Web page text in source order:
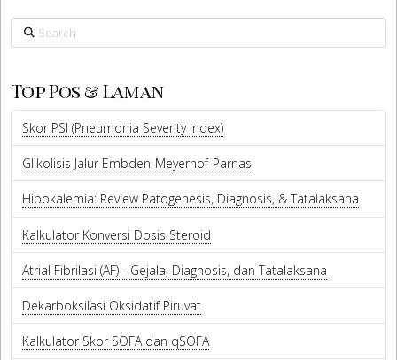
Search
Top Pos & Laman
Skor PSI (Pneumonia Severity Index)
Glikolisis Jalur Embden-Meyerhof-Parnas
Hipokalemia: Review Patogenesis, Diagnosis, & Tatalaksana
Kalkulator Konversi Dosis Steroid
Atrial Fibrilasi (AF) - Gejala, Diagnosis, dan Tatalaksana
Dekarboksilasi Oksidatif Piruvat
Kalkulator Skor SOFA dan qSOFA